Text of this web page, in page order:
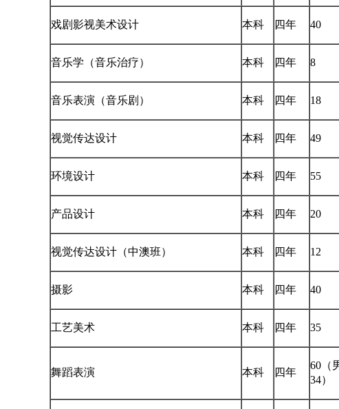
戏剧影视美术设计 本科 四年 40
音乐学（音乐治疗） 本科 四年 8
音乐表演（音乐剧） 本科 四年 18
视觉传达设计 本科 四年 49
环境设计 本科 四年 55
产品设计 本科 四年 20
视觉传达设计（中澳班） 本科 四年 12
摄影 本科 四年 40
工艺美术 本科 四年 35
舞蹈表演 本科 四年
60（
34）